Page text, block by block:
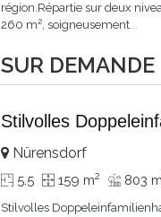
SUR DEMANDE
région.Répartie sur deux
260 m², soigneusement...
Stilvolles
Nürensdorf
5.5 159 m2 803
Stilvolles